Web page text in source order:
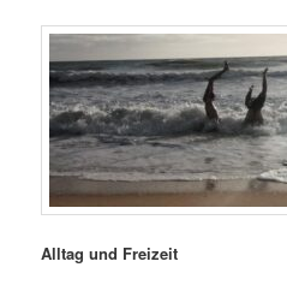
Alltag und Freizeit